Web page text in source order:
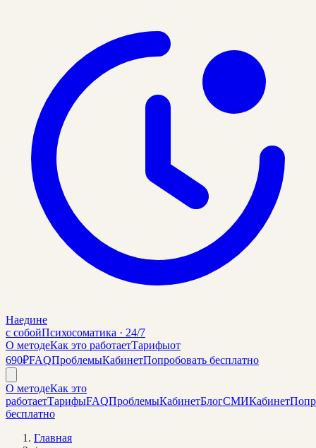
Наедине
с собойПсихосоматика · 24/7
О методеКак это работаетТарифыот
690₽FAQПроблемыКабинетПопробовать бесплатно
О методеКак это
работаетТарифыFAQПроблемыКабинетБлогСМИКабинет
бесплатно
Главная